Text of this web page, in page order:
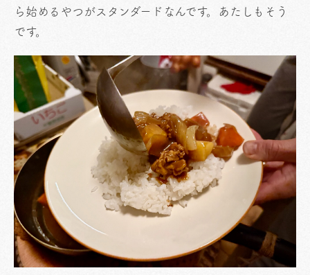
ら始めるやつがスタンダードなんです。あたしもそう
です。